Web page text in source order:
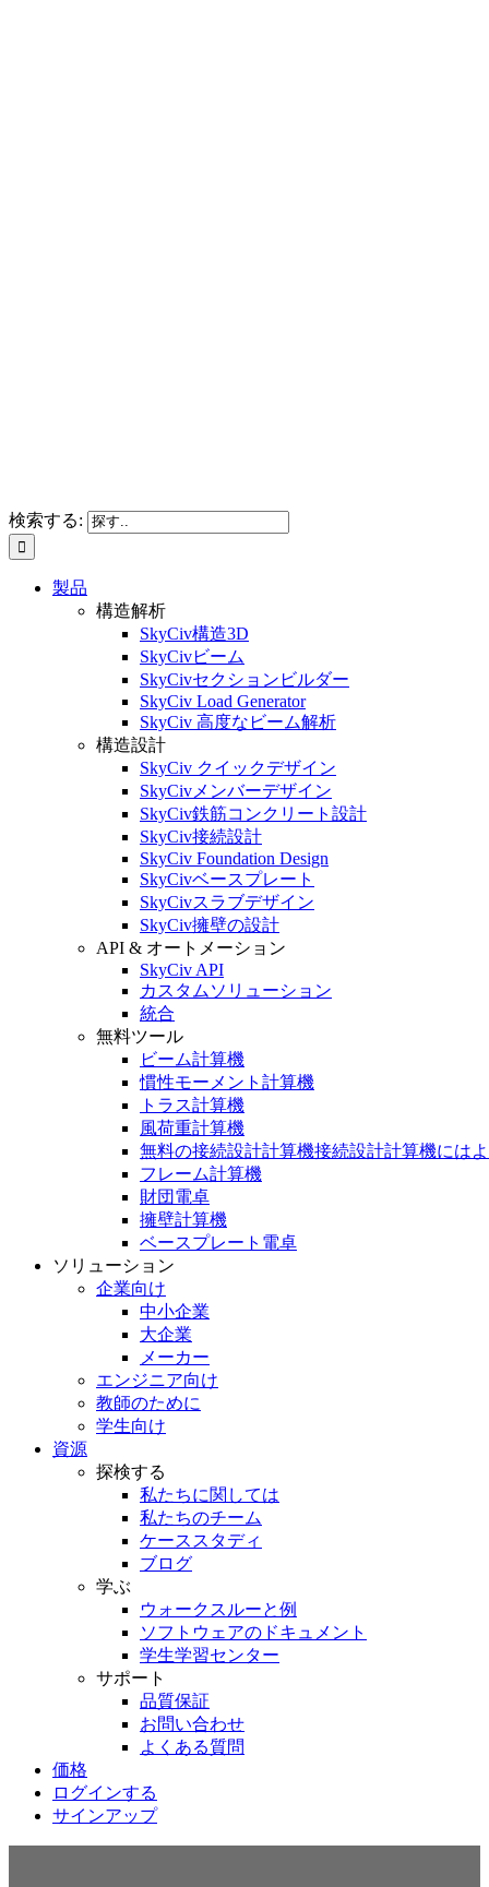
検索する:
製品
構造解析
SkyCiv構造3D
SkyCivビーム
SkyCivセクションビルダー
SkyCiv Load Generator
SkyCiv 高度なビーム解析
構造設計
SkyCiv クイックデザイン
SkyCivメンバーデザイン
SkyCiv鉄筋コンクリート設計
SkyCiv接続設計
SkyCiv Foundation Design
SkyCivベースプレート
SkyCivスラブデザイン
SkyCiv擁壁の設計
API & オートメーション
SkyCiv API
カスタムソリューション
統合
無料ツール
ビーム計算機
慣性モーメント計算機
トラス計算機
風荷重計算機
無料の接続設計計算機接続設計計算機には
フレーム計算機
財団電卓
擁壁計算機
ベースプレート電卓
ソリューション
企業向け
中小企業
大企業
メーカー
エンジニア向け
教師のために
学生向け
資源
探検する
私たちに関しては
私たちのチーム
ケーススタディ
ブログ
学ぶ
ウォークスルーと例
ソフトウェアのドキュメント
学生学習センター
サポート
品質保証
お問い合わせ
よくある質問
価格
ログインする
サインアップ